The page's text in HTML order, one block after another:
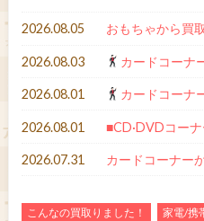
2026.08.05 おもちゃから買
2026.08.03 カードコーナ
2026.08.01 カードコーナ
2026.08.01 ■CD·DVDコー
2026.07.31 カードコーナー
こんなの買取りました！ 家電/携